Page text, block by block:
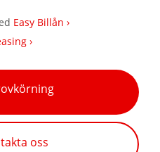
Easy Billån ›
›
oss